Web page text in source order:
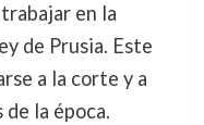
en la
de Prusia. Este
a la corte y a
la época.